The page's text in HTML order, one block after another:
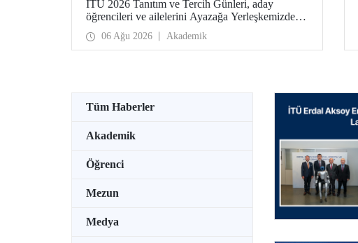
İTÜ 2026 Tanıtım ve Tercih Günleri, aday
öğrencileri ve ailelerini Ayazağa Yerleşkemizde
ağırlamaya devam ediyor. Tanıtım ve Tercih
Günleri 7 Ağustos’ta tamamlanacak, ilgili fakülte
ve birimler adaylara bilgi vermeye devam edecek.
06 Ağu 2026 Akademik
Tüm Haberler
Akademik
Öğrenci
Mezun
Medya